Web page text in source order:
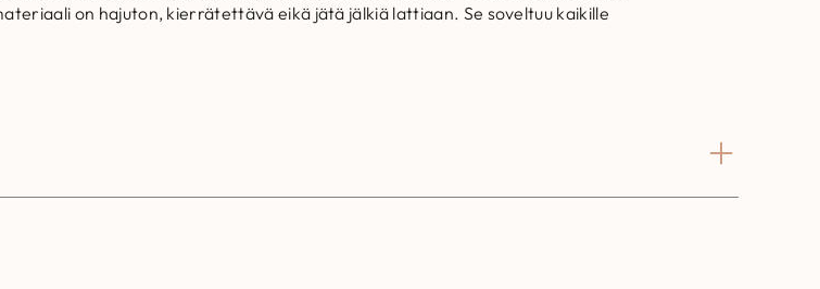
on hajuton, kierrätettävä eikä jätä jälkiä lattiaan. Se soveltuu kaikille